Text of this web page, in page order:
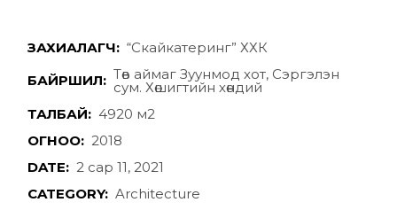
ЗАХИАЛАГЧ: “Скайкатеринг” ХХК
БАЙРШИЛ: Төв аймаг Зуунмод хот, Сэргэлэн
сум. Хөшигтийн хөндий
ТАЛБАЙ: 4920 м2
ОГНОО: 2018
DATE: 2 сар 11, 2021
CATEGORY: Architecture